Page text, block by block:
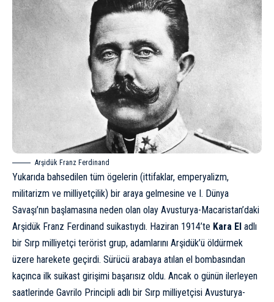
Arşidük Franz Ferdinand
Yukarıda bahsedilen tüm ögelerin (ittifaklar, emperyalizm,
militarizm ve milliyetçilik) bir araya gelmesine ve I. Dünya
Savaşı’nın başlamasına neden olan olay Avusturya-Macaristan’daki
Arşidük Franz Ferdinand suikastıydı. Haziran 1914’te Kara El adlı
bir Sırp milliyetçi terörist grup, adamlarını Arşidük’ü öldürmek
üzere harekete geçirdi. Sürücü arabaya atılan el bombasından
kaçınca ilk suikast girişimi başarısız oldu. Ancak o günün ilerleyen
saatlerinde Gavrilo Principli adlı bir Sırp milliyetçisi Avusturya-